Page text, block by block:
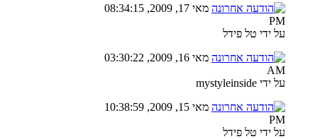
מאי 17, 2009, 08:34:15
PM
על ידי טל פידל
מאי 16, 2009, 03:30:22
AM
על ידי mystyleinside
מאי 15, 2009, 10:38:59
PM
על ידי טל פידל